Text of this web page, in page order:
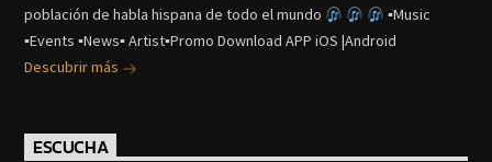
población de habla hispana de todo el mundo
▪Music
▪Events ▪News▪ Artist▪Promo Download APP iOS |Android
Descubrir más
ESCUCHA